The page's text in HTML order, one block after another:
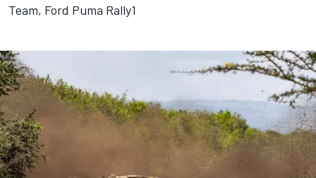
Team, Ford Puma Rally1